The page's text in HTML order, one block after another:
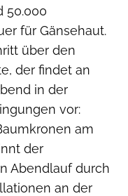
50.000
für Gänsehaut.
über den
der findet an
in der
vor:
am
der
Abendlauf durch
an der